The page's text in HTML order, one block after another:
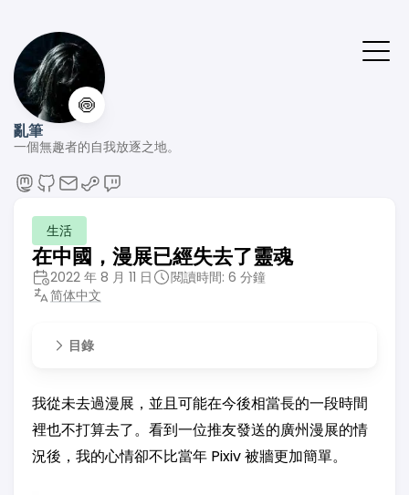
🍥
亂筆
一個無趣者的自我放逐之地。
生活
在中國，漫展已經失去了靈魂
2022 年 8 月 11 日
閱讀時間: 6 分鐘
简体中文
目錄
我從未去過漫展，並且可能在今後相當長的一段時間
裡也不打算去了。看到一位推友發送的廣州漫展的情
況後，我的心情卻不比當年 Pixiv 被牆更加簡單。